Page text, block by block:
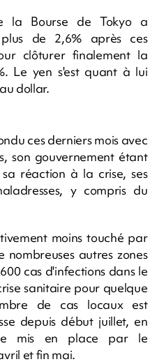
la Bourse de Tokyo a
de 2,6% après ces
clôturer finalement la
Le yen s'est quant à lui
dollar.
ces derniers mois avec
son gouvernement étant
réaction à la crise, ses
y compris du
moins touché par
autres zones
cas d'infections dans le
sanitaire pour quelque
de cas locaux est
depuis début juillet, en
mis en place par le
et fin mai.